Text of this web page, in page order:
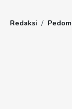
Redaksi